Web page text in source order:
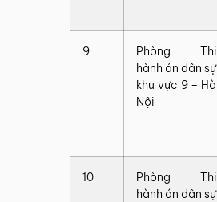
9
Phòng Thi
hành án dân sự
khu vực 9 – Hà
Nội
10
Phòng Thi
hành án dân sự